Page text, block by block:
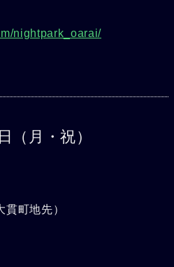
nightpark_oarai/
（月・祝）
貫町地先）